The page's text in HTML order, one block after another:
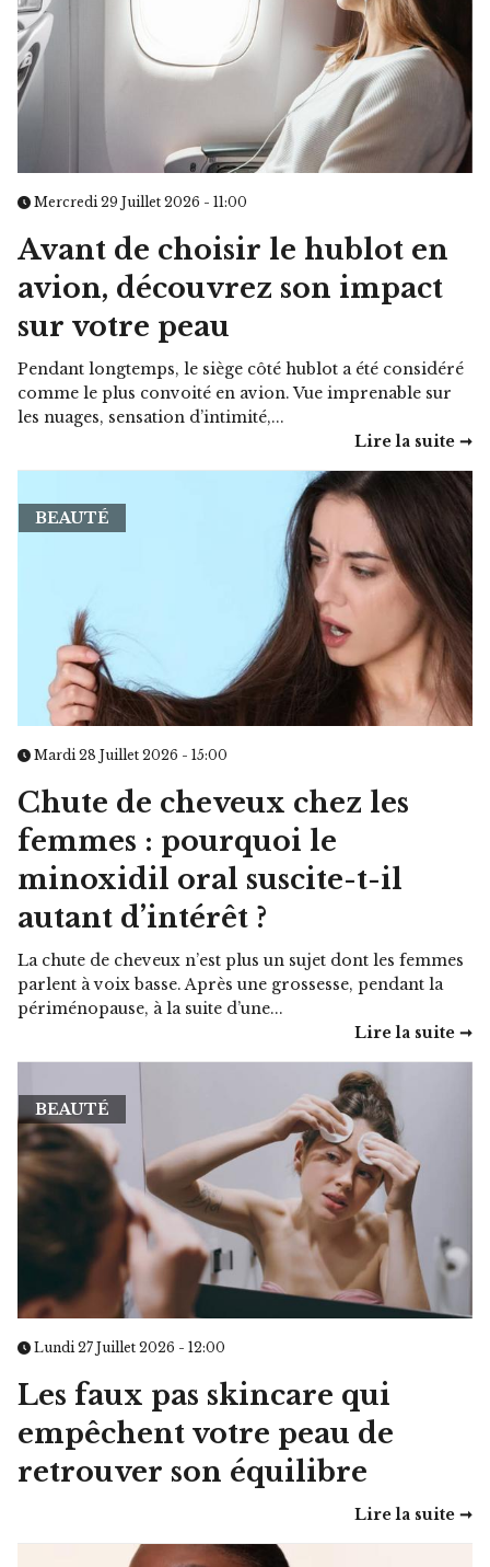
Mercredi 29 Juillet 2026 - 11:00
Avant de choisir le hublot en
avion, découvrez son impact
sur votre peau
Pendant longtemps, le siège côté hublot a été considéré
comme le plus convoité en avion. Vue imprenable sur
les nuages, sensation d’intimité,...
Lire la suite ➞
BEAUTÉ
Mardi 28 Juillet 2026 - 15:00
Chute de cheveux chez les
femmes : pourquoi le
minoxidil oral suscite-t-il
autant d’intérêt ?
La chute de cheveux n’est plus un sujet dont les femmes
parlent à voix basse. Après une grossesse, pendant la
périménopause, à la suite d’une...
Lire la suite ➞
BEAUTÉ
Lundi 27 Juillet 2026 - 12:00
Les faux pas skincare qui
empêchent votre peau de
retrouver son équilibre
Lire la suite ➞